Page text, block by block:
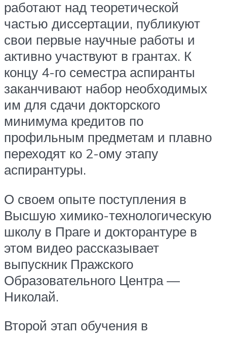
работают над теоретической
частью диссертации, публикуют
свои первые научные работы и
активно участвуют в грантах. К
концу 4-го семестра аспиранты
заканчивают набор необходимых
им для сдачи докторского
минимума кредитов по
профильным предметам и плавно
переходят ко 2-ому этапу
аспирантуры.
О своем опыте поступления в
Высшую химико-технологическую
школу в Праге и докторантуре в
этом видео рассказывает
выпускник Пражского
Образовательного Центра —
Николай.
Второй этап обучения в